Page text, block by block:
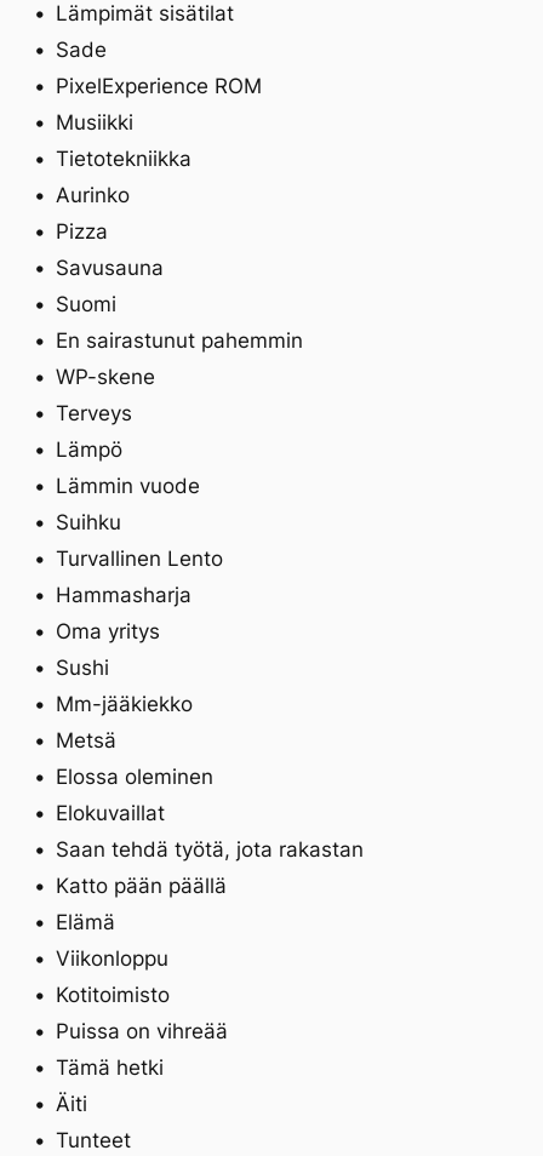
Lämpimät sisätilat
Sade
PixelExperience ROM
Musiikki
Tietotekniikka
Aurinko
Pizza
Savusauna
Suomi
En sairastunut pahemmin
WP-skene
Terveys
Lämpö
Lämmin vuode
Suihku
Turvallinen Lento
Hammasharja
Oma yritys
Sushi
Mm-jääkiekko
Metsä
Elossa oleminen
Elokuvaillat
Saan tehdä työtä, jota rakastan
Katto pään päällä
Elämä
Viikonloppu
Kotitoimisto
Puissa on vihreää
Tämä hetki
Äiti
Tunteet